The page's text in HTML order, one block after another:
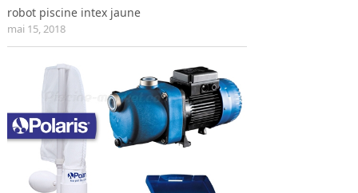
robot piscine intex jaune
mai 15, 2018